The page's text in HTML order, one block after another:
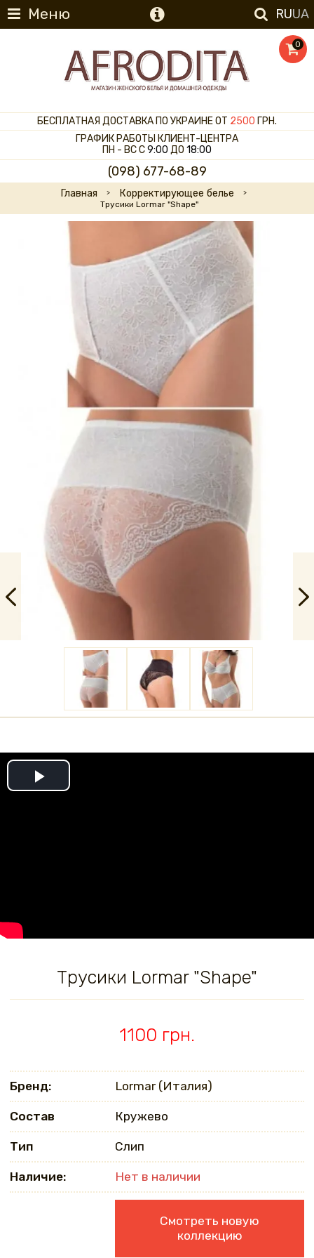
Меню RUUA
0
БЕСПЛАТНАЯ ДОСТАВКА ПО УКРАИНЕ ОТ 2500 ГРН.
ГРАФИК РАБОТЫ КЛИЕНТ-ЦЕНТРА
ПН - ВС С9:00 ДО 18:00
(098) 677-68-89
Главная Корректирующее белье
Трусики Lormar "Shape"
Play
Трусики Lormar "Shape"
1100 грн.
Бренд: Lormar (Италия)
Состав Кружево
Тип Слип
Наличие: Нет в наличии
Смотреть новую
коллекцию